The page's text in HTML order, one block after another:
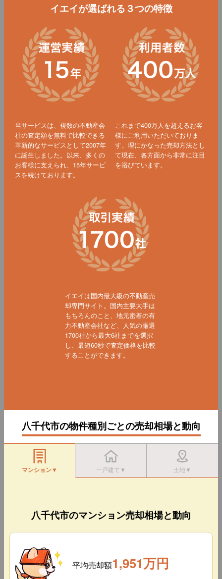
イエイが選ばれる３つの特徴
当サービスは、複数の不動産会
社の査定額を無料で比較できる
革新的なサービスとして2007年
に誕生しました。以来、多くの
お客様に支えられ、15年サービ
スを続けております。
これまで400万人を超えるお客
様にご利用いただいておりま
す。理にかなった売却方法とし
て現在、各方面から非常に注目
を浴びています。
イエイは国内最大級の不動産売
却専門サイト。国内主要大手は
もちろんのこと、地元密着の有
力不動産会社など、人気の厳選
1700社から最大6社までを選択
し、最短60秒で査定価格を比較
することができます。
八千代市の物件種別ごとの売却相場と動向
マンション▼ 一戸建て▼ 土地▼
八千代市のマンション売却相場と動向
平均売却額1,951万円